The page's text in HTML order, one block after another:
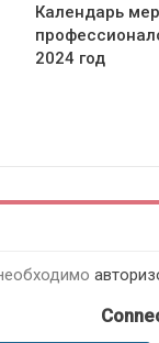
Календарь
2024 год